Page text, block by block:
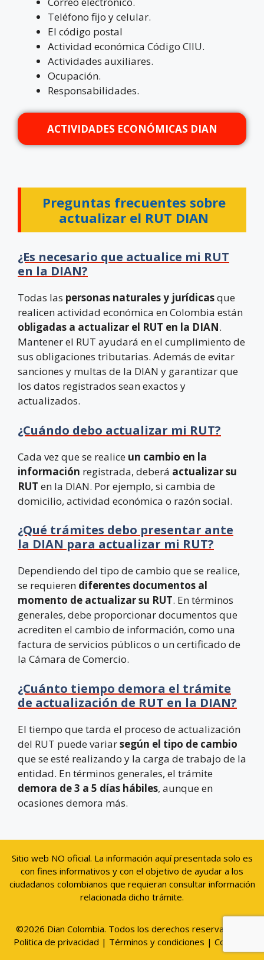
Teléfono fijo y celular.
El código postal
Actividad económica Código CIIU.
Actividades auxiliares.
Ocupación.
Responsabilidades.
ACTIVIDADES ECONÓMICAS DIAN
Preguntas frecuentes sobre
actualizar el RUT DIAN
¿Es necesario que actualice mi RUT
en la DIAN?
Todas las personas naturales y jurídicasque
realicen actividad económica en Colombia están
obligadas a actualizar el RUT en la DIAN.
Mantener el RUT ayudará en el cumplimiento de
sus obligaciones tributarias. Además de evitar
sanciones y multas de la DIAN y garantizar que
los datos registrados sean exactos y
actualizados.
¿Cuándo debo actualizar mi RUT?
Cada vez que se realice un cambio en la
información registrada, deberá actualizar su
RUT en la DIAN. Por ejemplo, si cambia de
domicilio, actividad económica o razón social.
¿Qué trámites debo presentar ante
la DIAN para actualizar mi RUT?
Dependiendo del tipo de cambio que se realice,
se requieren diferentes documentos al
momento de actualizar su RUT. En términos
generales, debe proporcionar documentos que
acrediten el cambio de información, como una
factura de servicios públicos o un certificado de
la Cámara de Comercio.
¿Cuánto tiempo demora el trámite
de actualización de RUT en la DIAN?
El tiempo que tarda el proceso de actualización
del RUT puede variarsegún el tipo de cambio
que se esté realizando y la carga de trabajo de la
entidad. En términos generales, el trámite
demora de 3 a 5 días hábiles, aunque en
ocasiones demora más.
Sitio web NO oficial. La información aquí presentada solo es
con fines informativos y con el objetivo de ayudar a los
ciudadanos colombianos que requieran consultar información
relacionada dicho trámite.
©2026 Dian Colombia. Todos los derechos reservados. |
Politica de privacidad | Términos y condiciones | Contacto